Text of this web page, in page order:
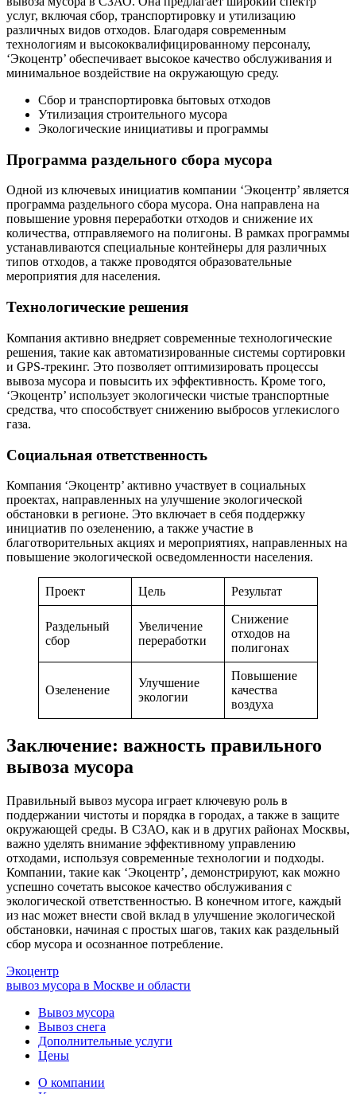
услуг, включая сбор, транспортировку и утилизацию
различных видов отходов. Благодаря современным
технологиям и высококвалифицированному персоналу,
‘Экоцентр’ обеспечивает высокое качество обслуживания и
минимальное воздействие на окружающую среду.
Сбор и транспортировка бытовых отходов
Утилизация строительного мусора
Экологические инициативы и программы
Программа раздельного сбора мусора
Одной из ключевых инициатив компании ‘Экоцентр’ является
программа раздельного сбора мусора. Она направлена на
повышение уровня переработки отходов и снижение их
количества, отправляемого на полигоны. В рамках программы
устанавливаются специальные контейнеры для различных
типов отходов, а также проводятся образовательные
мероприятия для населения.
Технологические решения
Компания активно внедряет современные технологические
решения, такие как автоматизированные системы сортировки
и GPS-трекинг. Это позволяет оптимизировать процессы
вывоза мусора и повысить их эффективность. Кроме того,
‘Экоцентр’ использует экологически чистые транспортные
средства, что способствует снижению выбросов углекислого
газа.
Социальная ответственность
Компания ‘Экоцентр’ активно участвует в социальных
проектах, направленных на улучшение экологической
обстановки в регионе. Это включает в себя поддержку
инициатив по озеленению, а также участие в
благотворительных акциях и мероприятиях, направленных на
повышение экологической осведомленности населения.
Проект Цель Результат
Раздельный
сбор
Увеличение
переработки
Снижение
отходов на
полигонах
Озеленение
Улучшение
экологии
Повышение
качества
воздуха
Заключение: важность правильного
вывоза мусора
Правильный вывоз мусора играет ключевую роль в
поддержании чистоты и порядка в городах, а также в защите
окружающей среды. В СЗАО, как и в других районах Москвы,
важно уделять внимание эффективному управлению
отходами, используя современные технологии и подходы.
Компании, такие как ‘Экоцентр’, демонстрируют, как можно
успешно сочетать высокое качество обслуживания с
экологической ответственностью. В конечном итоге, каждый
из нас может внести свой вклад в улучшение экологической
обстановки, начиная с простых шагов, таких как раздельный
сбор мусора и осознанное потребление.
Экоцентр
вывоз мусора в Москве и области
Вывоз мусора
Вывоз снега
Дополнительные услуги
Цены
О компании